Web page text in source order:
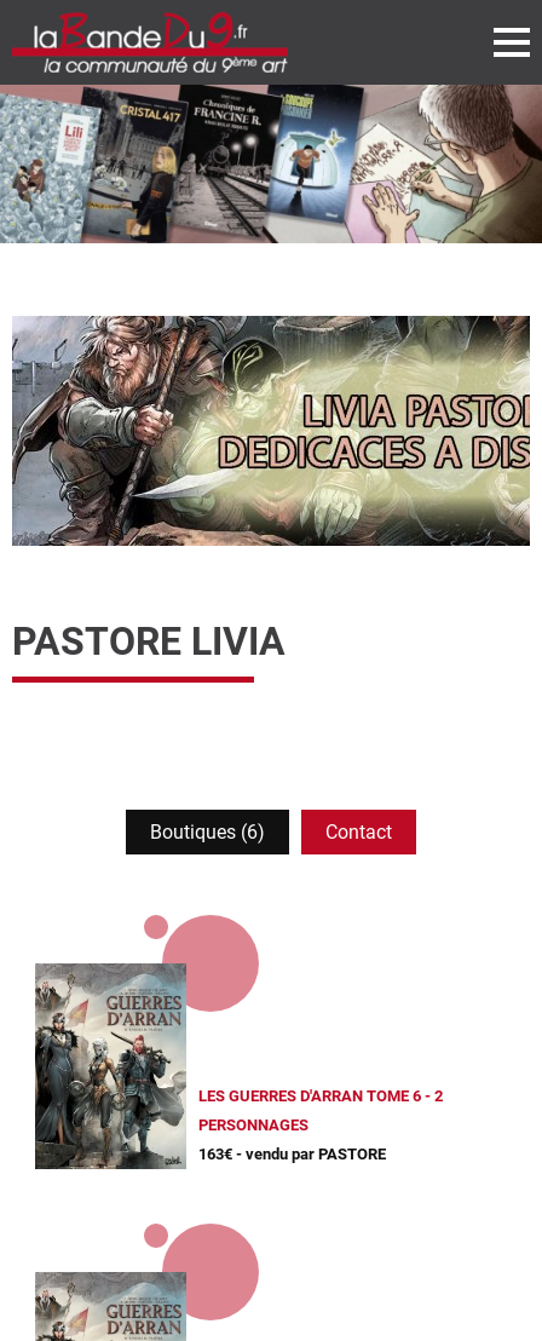
PASTORE LIVIA
Boutiques (6) Contact
LES GUERRES D'ARRAN TOME 6 - 2
PERSONNAGES
163€ - vendu par PASTORE